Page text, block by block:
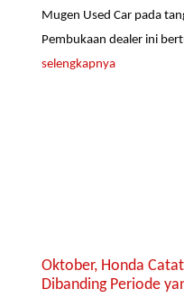
Mugen Used Car pada
Pembukaan dealer ini
selengkapnya
Oktober, Honda
Dibanding Periode